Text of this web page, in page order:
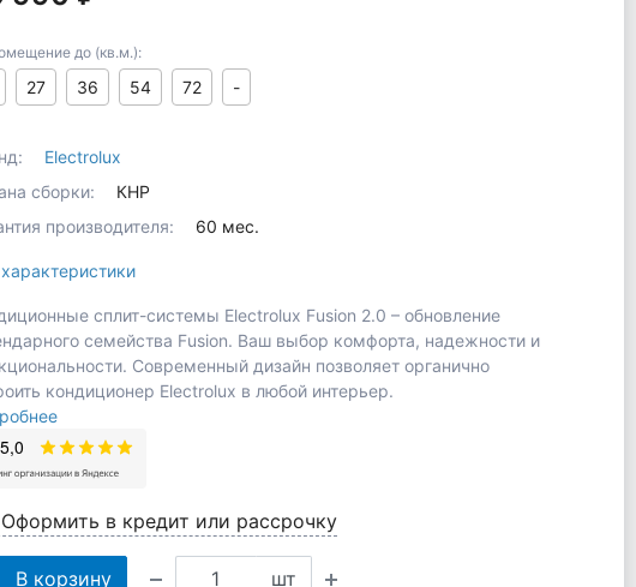
до (кв.м.):
27 36 54 72 -
Electrolux
сборки:
КНР
производителя:
60 мес.
сплит-системы Electrolux Fusion 2.0 – обновление
семейства Fusion. Ваш выбор комфорта, надежности и
Современный дизайн позволяет органично
кондиционер Electrolux в любой интерьер.
Оформить в кредит или рассрочку
В корзину шт